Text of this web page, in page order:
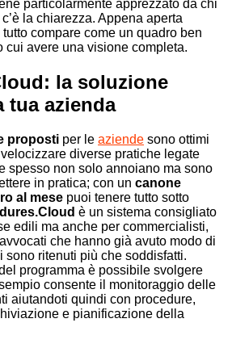
particolarmente apprezzato da chi
la chiarezza. Appena aperta
tutto compare come un quadro ben
cui avere una visione completa.
la soluzione
tua azienda
proposti per le aziende sono ottimi
diverse pratiche legate
spesso non solo annoiano ma sono
in pratica; con un canone
al mese puoi tenere tutto sotto
è un sistema consigliato
edili ma anche per commercialisti,
che hanno già avuto modo di
sono ritenuti più che soddisfatti.
programma è possibile svolgere
consente il monitoraggio delle
aiutandoti quindi con procedure,
e pianificazione della